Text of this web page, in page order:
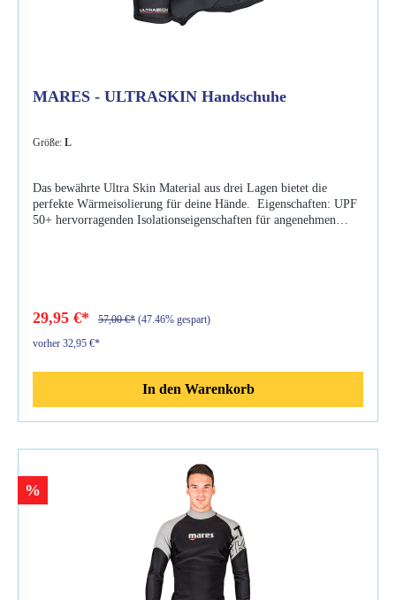
MARES - ULTRASKIN Handschuhe
Größe: L
Das bewährte Ultra Skin Material aus drei Lagen bietet die
perfekte Wärmeisolierung für deine Hände. Eigenschaften: UPF
50+ hervorragenden Isolationseigenschaften für angenehmen
(Umfang Handfläche in cm) XS = 19,5 S = 20,5 M = 21,5 L =
29,95 €* 57,00 €* (47.46% gespart)
vorher 32,95 €*
In den Warenkorb
%